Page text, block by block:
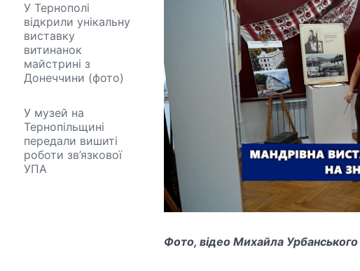
У Тернополі
відкрили унікальну
виставку
витинанок
майстрині з
Донеччини (фото)
У музей на
Тернопільщині
передали вишиті
роботи зв’язкової
УПА
Фото, відео Михайла Урбанського